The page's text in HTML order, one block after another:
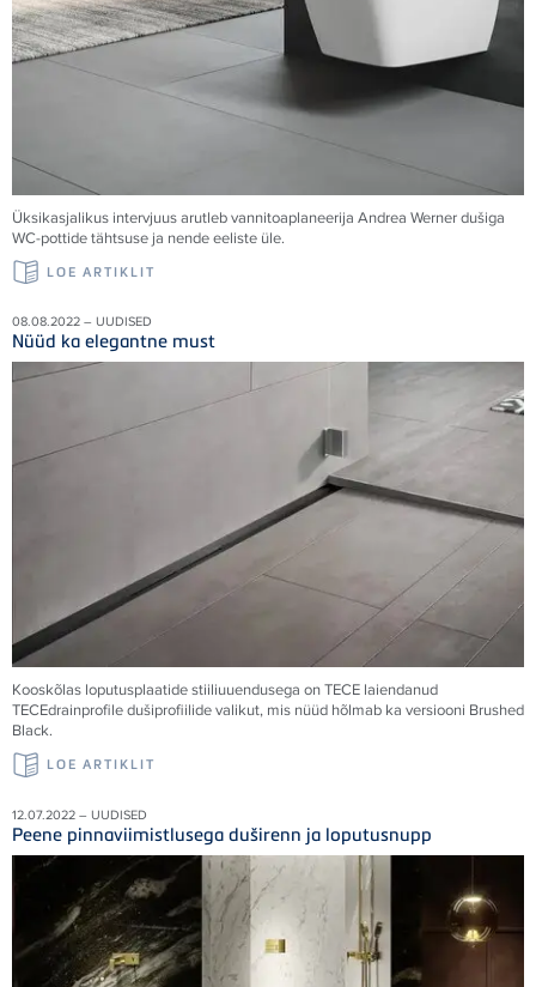
Üksikasjalikus intervjuus arutleb vannitoaplaneerija Andrea Werner dušiga
WC-pottide tähtsuse ja nende eeliste üle.
LOE ARTIKLIT
08.08.2022 – UUDISED
Nüüd ka elegantne must
Kooskõlas loputusplaatide stiiliuuendusega on TECE laiendanud
TECEdrainprofile dušiprofiilide valikut, mis nüüd hõlmab ka versiooni Brushed
Black.
LOE ARTIKLIT
12.07.2022 – UUDISED
Peene pinnaviimistlusega duširenn ja loputusnupp